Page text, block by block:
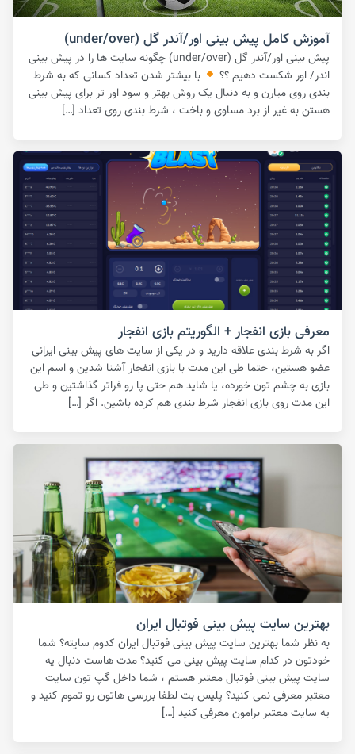
آموزش کامل پیش بینی اور/آندر گل (under/over)
پیش بینی اور/آندر گل (under/over) چگونه سایت ها را در پیش بینی
اندر/ اور شکست دهیم ؟؟
با بیشتر شدن تعداد کسانی که به شرط
بندی روی میارن و به دنبال یک روش بهتر و سود اور تر برای پیش بینی
هستن به غیر از برد مساوی و باخت ، شرط بندی روی تعداد […]
معرفی بازی انفجار + الگوریتم بازی انفجار
اگر به شرط بندی علاقه دارید و در یکی از سایت های پیش بینی ایرانی
عضو هستین، حتما طی این مدت با بازی انفجار آشنا شدین و اسم این
بازی به چشم تون خورده، یا شاید هم حتی پا رو فراتر گذاشتین و طی
این مدت روی بازی انفجار شرط بندی هم کرده باشین. اگر […]
بهترین سایت پیش بینی فوتبال ایران
به نظر شما بهترین سایت پیش بینی فوتبال ایران کدوم سایته؟ شما
خودتون در کدام سایت پیش بینی می کنید؟ مدت هاست دنبال یه
سایت پیش بینی فوتبال معتبر هستم ، شما داخل گپ تون سایت
معتبر معرفی نمی کنید؟ پلیس بت لطفا بررسی هاتون رو تموم کنید و
یه سایت معتبر برامون معرفی کنید […]